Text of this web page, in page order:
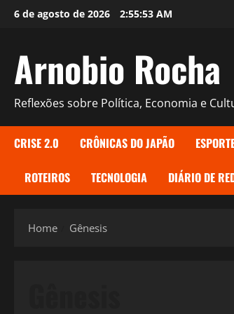
Skip6 de agosto de 2026 2:55:54 AM
Arnobio Rocha
Reflexões sobre Política, Economia e
CRISE 2.0 CRÔNICAS DO JAPÃO
ROTEIROS TECNOLOGIA DIÁRIO DE
Home Gênesis